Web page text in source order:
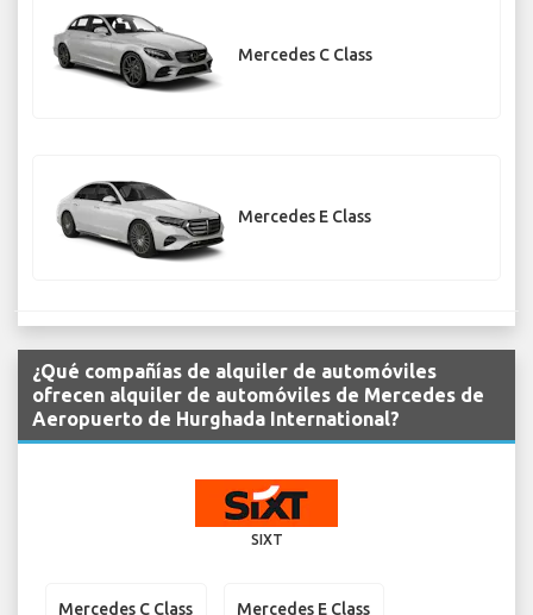
Mercedes C Class
Mercedes E Class
¿Qué compañías de alquiler de automóviles
ofrecen alquiler de automóviles de Mercedes de
Aeropuerto de Hurghada International?
SIXT
Mercedes C Class Mercedes E Class